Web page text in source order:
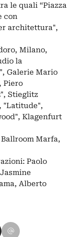
le quali “Piazza
con
architettura",
Milano,
la
Galerie Mario
Piero
Stieglitz
"Latitude",
Klagenfurt
Marfa,
Paolo
Alberto
Pinterest
su WhatsApp
Condividi su Email